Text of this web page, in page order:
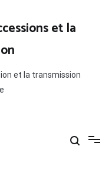
et la
et la transmission